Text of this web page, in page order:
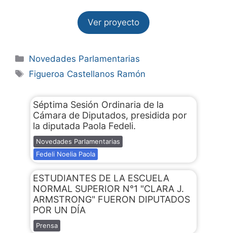
Ver proyecto
Novedades Parlamentarias
Figueroa Castellanos Ramón
Séptima Sesión Ordinaria de la
Cámara de Diputados, presidida por
la diputada Paola Fedeli.
Novedades Parlamentarias
Fedeli Noelia Paola
ESTUDIANTES DE LA ESCUELA
NORMAL SUPERIOR N°1 "CLARA J.
ARMSTRONG" FUERON DIPUTADOS
POR UN DÍA
Prensa